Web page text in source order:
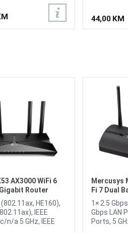
44,00 KM
AX3000 WiFi 6
Router
HE160),
IEEE
n/a 5 GHz, IEEE
Mercusys
Fi 7 Dual
1× 2.5
Gbps LAN
Ports, 5